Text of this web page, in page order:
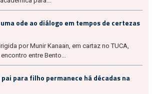
ode ao diálogo em tempos de certezas
por Munir Kanaan, em cartaz no TUCA,
entre Bento...
para filho permanece há décadas na